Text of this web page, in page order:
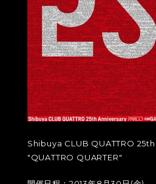
Shibuya CLUB QUATTRO
"QUATTRO QUARTER"